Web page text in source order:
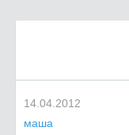
14.04.2012
маша